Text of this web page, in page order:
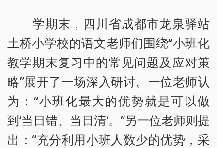
学期末，四川省成都市龙泉驿站
土桥小学校的语文老师们围绕“小班化
教学期末复习中的常见问题及应对策
略”展开了一场深入研讨。一位老师认
为：“小班化最大的优势就是可以做
到‘当日错、当日清’。”另一位老师则提
出：“充分利用小班人数少的优势，采